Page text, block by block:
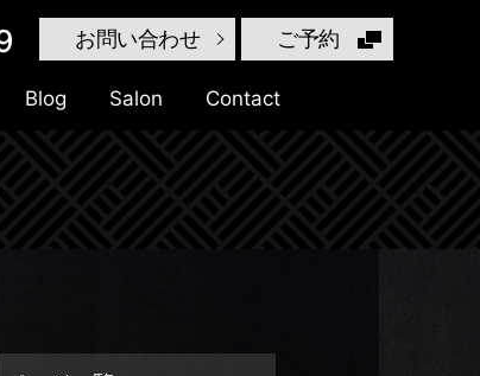
お問い合わせ ご予約
Blog Salon Contact